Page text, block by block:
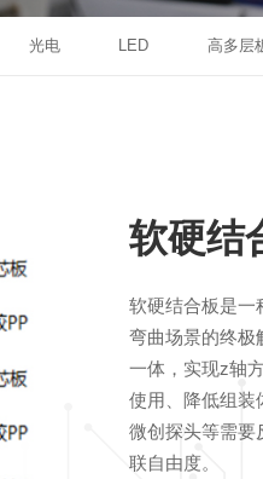
光电 LED 高多层
软硬结
软硬结合板是一
弯曲场景的终极
一体，实现z轴
使用、降低组装
微创探头等需要
联自由度。